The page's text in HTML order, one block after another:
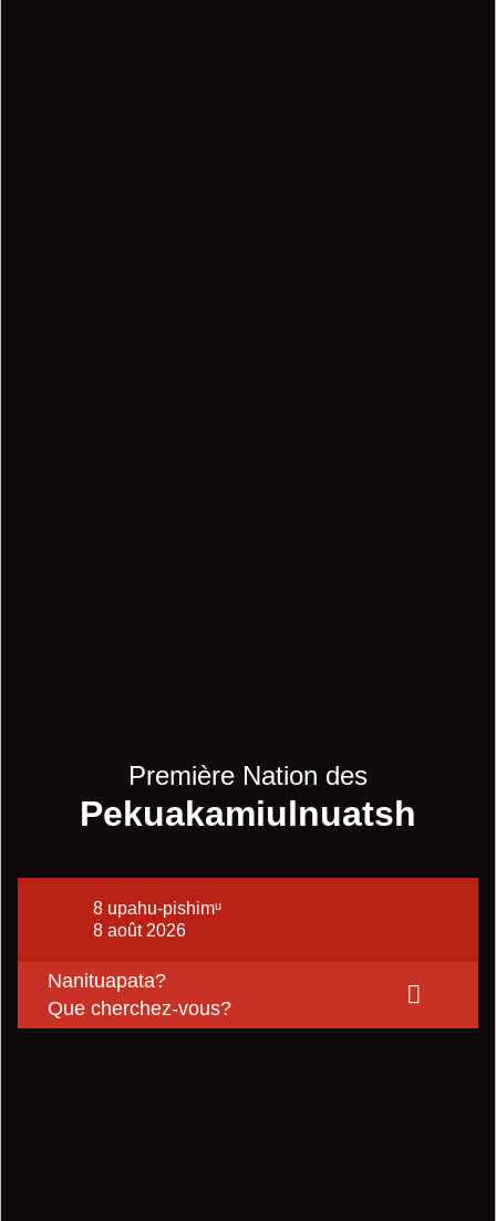
Où souhaitez-vous
Première Nation des
Pekuakamiulnuatsh
8 upahu-pishimᵘ
8 août 2026
Nanituapata?
Que cherchez-vous?